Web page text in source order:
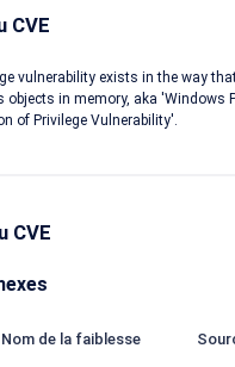
CVE
vulnerability exists in the way
objects in memory, aka 'Windows
of Privilege Vulnerability'.
CVE
Nom de la faiblesse